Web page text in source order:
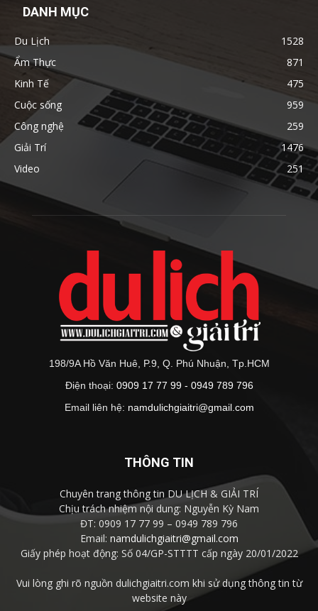
DANH MỤC
Du Lịch
1528
Ẩm Thực
871
Kinh Tế
475
Cuộc sống
959
Công nghệ
259
Giải Trí
1476
Video
251
198/9A Hồ Văn Huê, P.9, Q. Phú Nhuận, Tp.HCM
Điện thoại: 0909 17 77 99 - 0949 789 796
Email liên hệ: namdulichgiaitri@gmail.com
THÔNG TIN
Chuyên trang thông tin DU LỊCH & GIẢI TRÍ
Chịu trách nhiệm nội dung: Nguyễn Kỳ Nam
ĐT: 0909 17 77 99 – 0949 789 796
Email: namdulichgiaitri@gmail.com
Giấy phép hoạt động: Số 04/GP-STTTT cấp ngày 20/01/2022
Vui lòng ghi rõ nguồn dulichgiaitri.com khi sử dụng thông tin từ
website này